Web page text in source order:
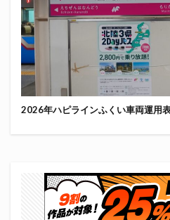
2026年ハピラインふくい車両運用